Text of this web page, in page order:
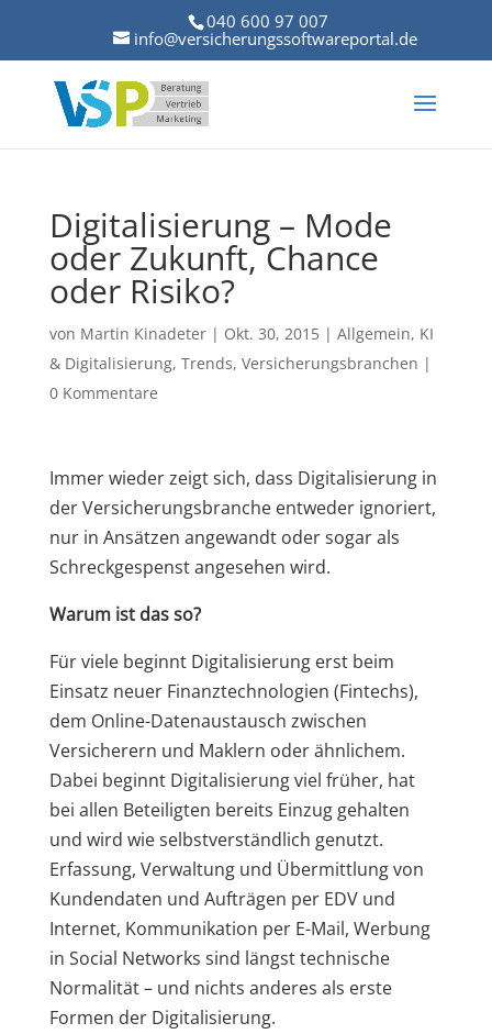
040 600 97 007
info@versicherungssoftwareportal.de
Digitalisierung – Mode
oder Zukunft, Chance
oder Risiko?
von Martin Kinadeter| Okt. 30, 2015| Allgemein, KI
& Digitalisierung, Trends, Versicherungsbranchen |
0 Kommentare
Immer wieder zeigt sich, dass Digitalisierung in
der Versicherungsbranche entweder ignoriert,
nur in Ansätzen angewandt oder sogar als
Schreckgespenst angesehen wird.
Warum ist das so?
Für viele beginnt Digitalisierung erst beim
Einsatz neuer Finanztechnologien (Fintechs),
dem Online-Datenaustausch zwischen
Versicherern und Maklern oder ähnlichem.
Dabei beginnt Digitalisierung viel früher, hat
bei allen Beteiligten bereits Einzug gehalten
und wird wie selbstverständlich genutzt.
Erfassung, Verwaltung und Übermittlung von
Kundendaten und Aufträgen per EDV und
Internet, Kommunikation per E-Mail, Werbung
in Social Networks sind längst technische
Normalität – und nichts anderes als erste
Formen der Digitalisierung.